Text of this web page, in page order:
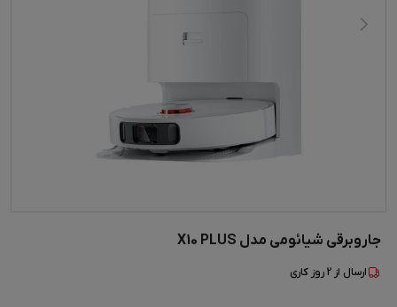
جاروبرقی شیائومی مدل X10 PLUS
ارسال از 2روز کاری